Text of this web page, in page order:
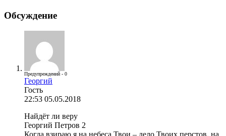
Обсуждение
Предупреждений - 0
Георгий
Гость
22:53 05.05.2018
Найдёт ли веру
Георгий Петров 2
Когда взираю я на небеса Твои – дело Твоих перстов, на